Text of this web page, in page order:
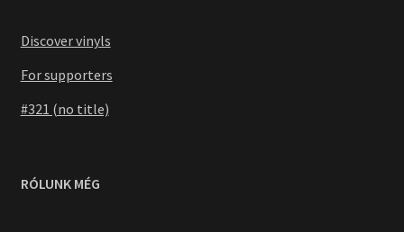
Discover vinyls
For supporters
#321 (no title)
RÓLUNK MÉG